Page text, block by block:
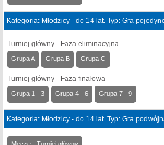
Kategoria: Młodzicy - do 14 lat. Typ: Gra
Turniej główny - Faza eliminacyjna
Grupa A Grupa B Grupa C
Turniej główny - Faza finałowa
Grupa 1 - 3 Grupa 4 - 6 Grupa 7 - 9
Kategoria: Młodzicy - do 14 lat. Typ: Gra